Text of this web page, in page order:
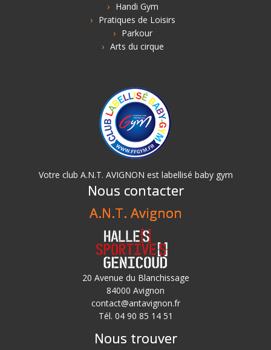
Handi Gym
Pratiques de Loisirs
Parkour
Arts du cirque
Votre club A.N.T. AVIGNON est labellisé baby gym
Nous contacter
A.N.T. Avignon
20 Avenue du Blanchissage
84000 Avignon
contact@antavignon.fr
Tél. 04 90 85 14 51
Nous trouver